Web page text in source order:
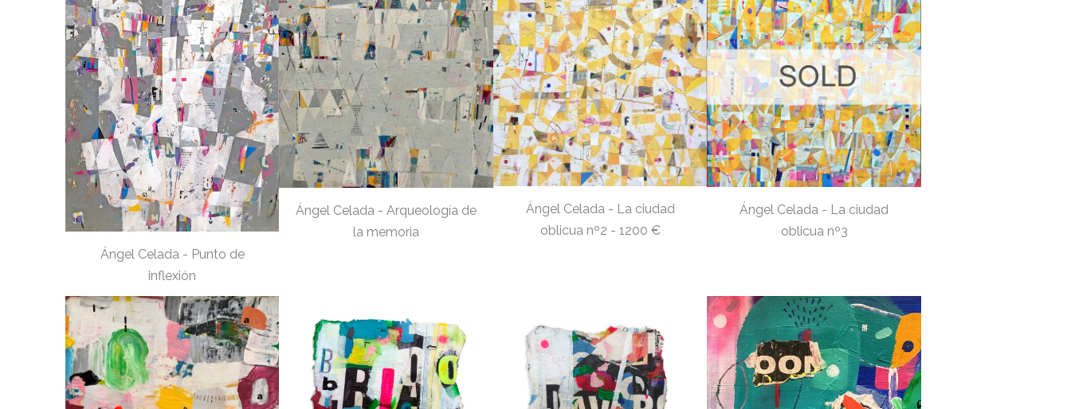
Ángel Celada - Punto de
inflexión
Ángel Celada - Arqueología de
la memoria
Ángel Celada - La ciudad
oblicua nº2 - 1200 €
Ángel Celada - La ciudad
oblicua nº3